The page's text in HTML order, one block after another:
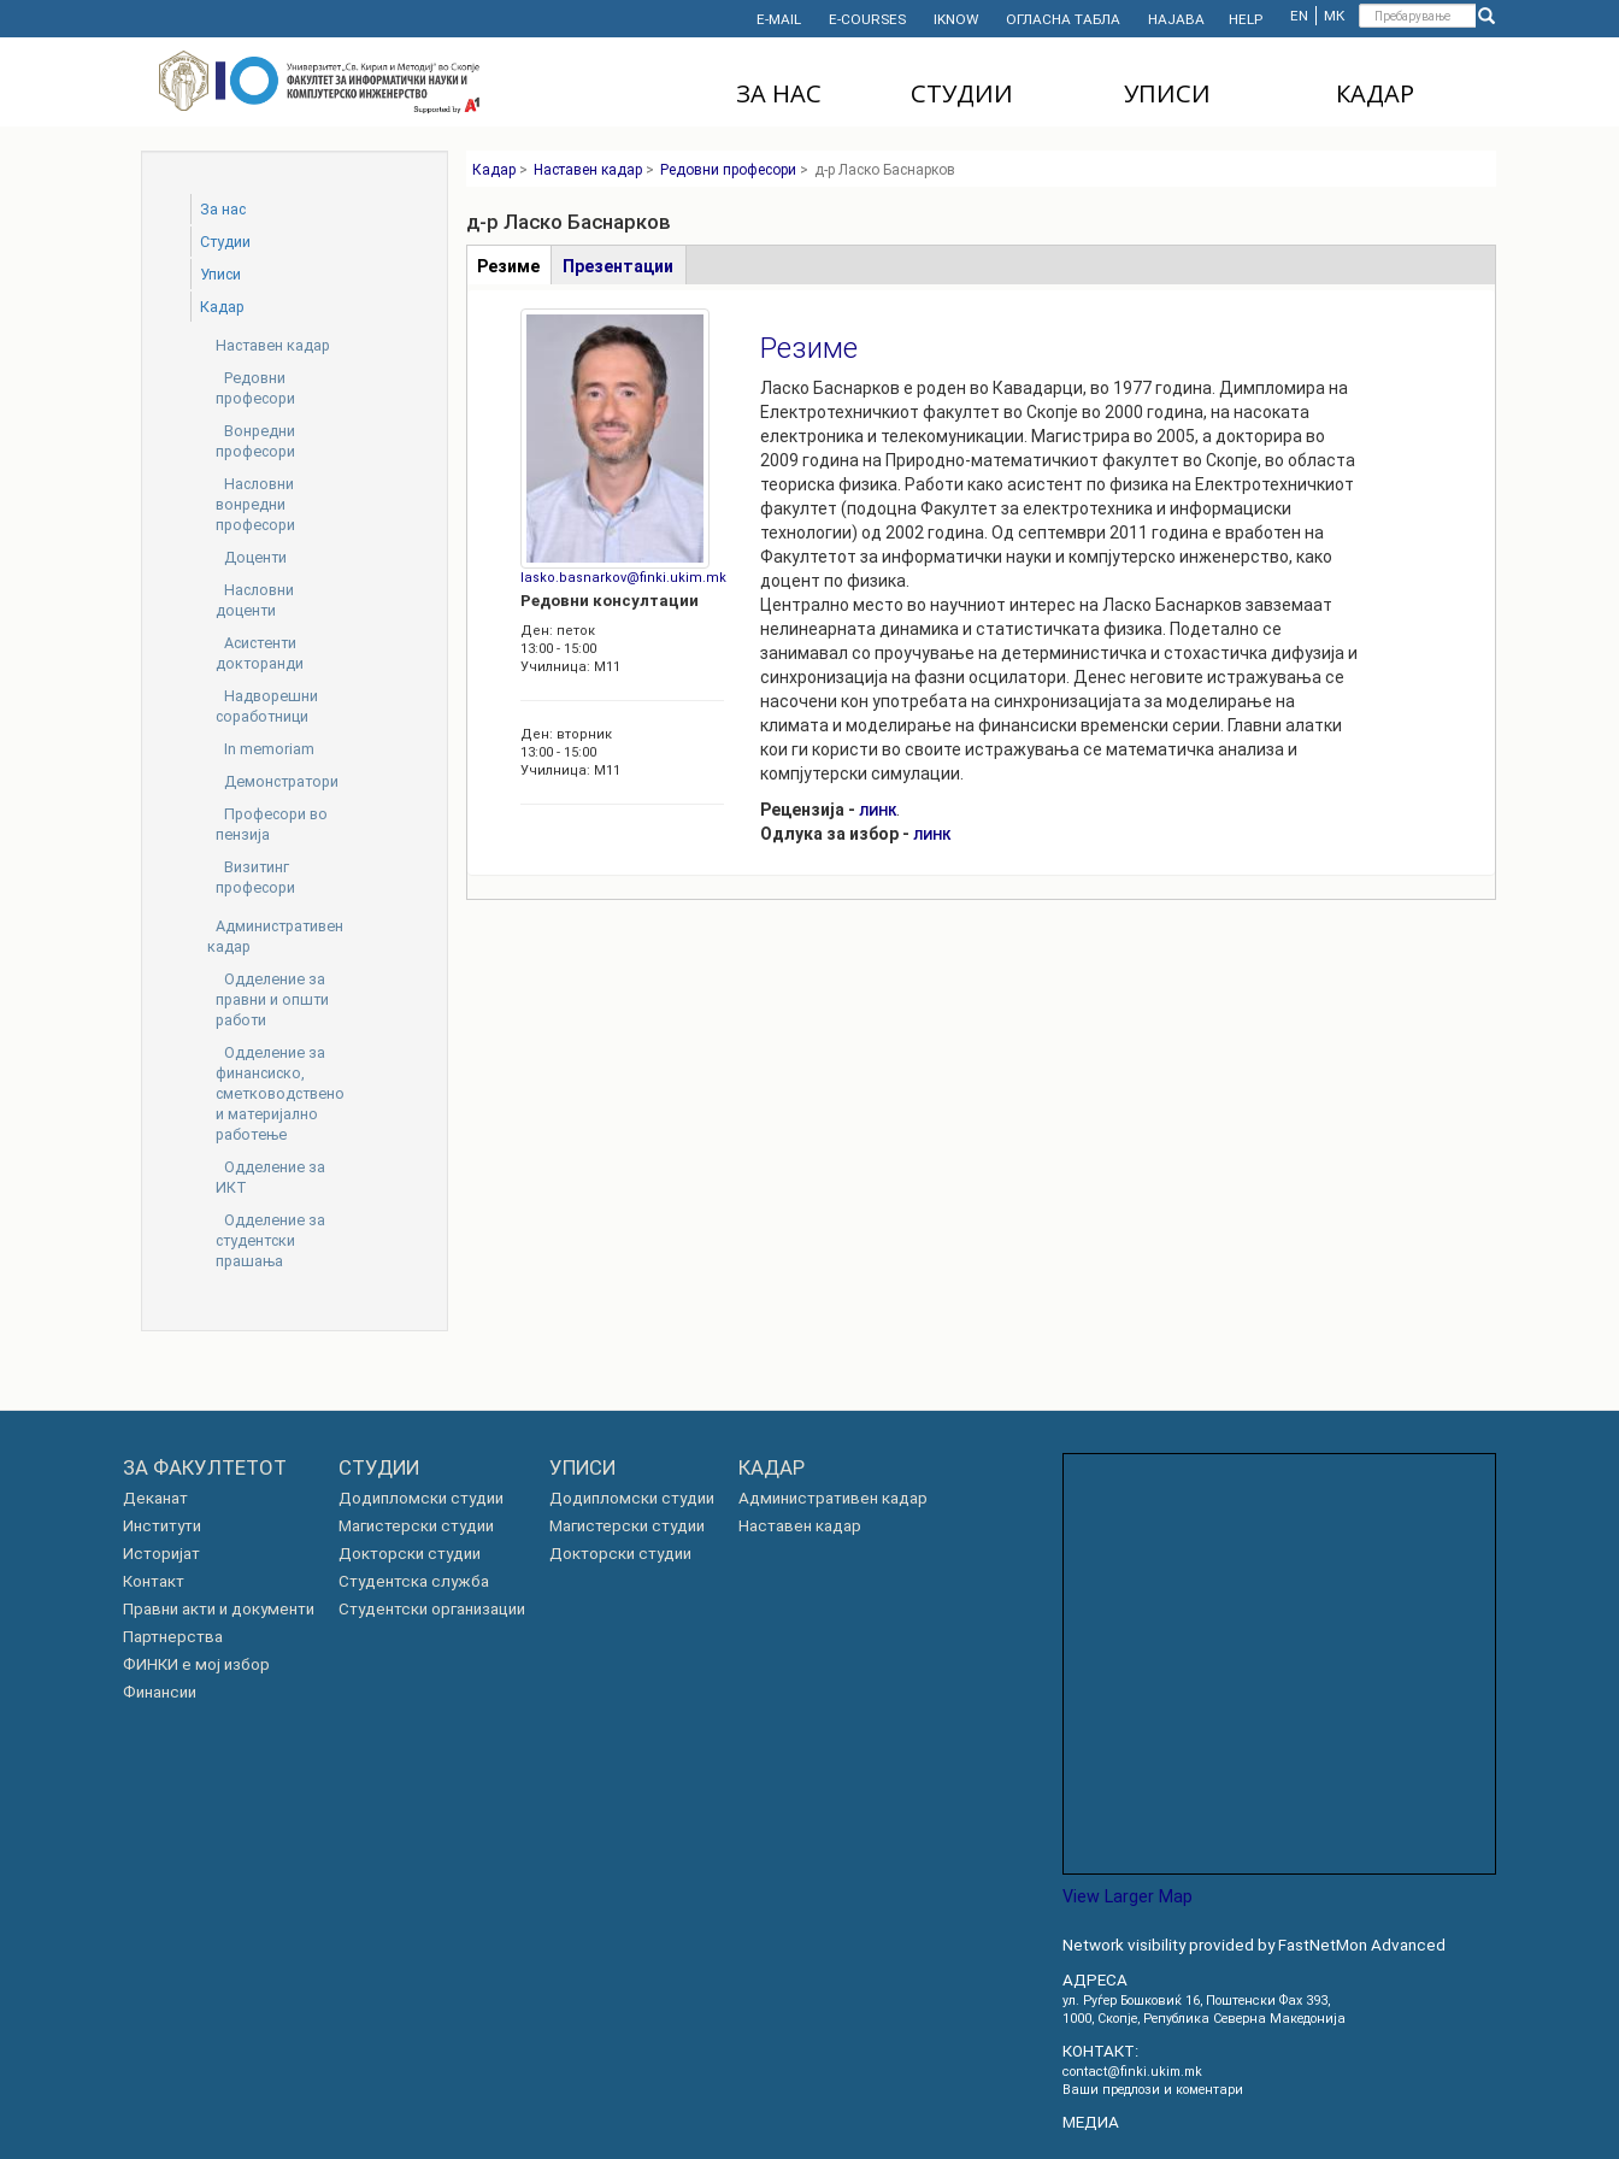
to
Форма
пребарување
Пребарување
EN МК
E-MAIL E-COURSES IKNOW ОГЛАСНА ТАБЛА НАЈАВА HELP
ЗА НАС
ПРАВНИ АКТИ
НАУЧНА
ДЕЈНОСТ
ФИНАНСИИ
ИСТОРИЈАТ
ФИНКИ Е МОЈ
ИЗБОР
ЛАБОРАТОРИИ
ИЗВЕШТАИ ЗА
ФАКУЛТЕТОТ
ПАРТНЕРСТВА
ФИНКИ LIVE
АЛУМНИ
СТУДИИ
СТУДИИ
СТУДИИ
ДОКТОРСКИ
И СТРУЧНИ ОБУКИ
СТУДЕНТСКА
СЛУЖБА
СТУДЕНТСКИ
ОРГАНИЗАЦИИ
РАСПОРЕД НА
ЧАСОВИ
АКАДЕМСКИ
КАЛЕНДАР
ОДБРАНИ
РЕШЕНИЈА
ДИПЛОМСКИ/
МАГИСТЕРСКИ
ОДБРАНИ
УПИСИ
СТУДИИ
ДОКТОРСКИ СТУДИИ
STUDENTS
КАДАР
За нас
Студии
Уписи
Кадар
Наставен кадар
Редовни
професори
Вонредни
професори
Насловни
вонредни
професори
Доценти
Насловни
доценти
Асистенти
докторанди
Надворешни
соработници
In memoriam
Демонстратори
Професори во
пензија
Визитинг
професори
Административен
кадар
Oдделение за
правни и општи
работи
Одделение за
финансиско,
сметководствено
и материјално
работење
Одделение за
ИКТ
Одделение за
студентски
прашања
Кадар > Наставен кадар > Редовни професори > д-р Ласко Баснарков
д-р Ласко Баснарков
Табови
Резиме (active
tab)
Презентации
lasko.basnarkov@finki.ukim.mk
Редовни консултации
Ден: петок
13:00 - 15:00
Училница: M11
Ден: вторник
13:00 - 15:00
Училница: M11
Резиме
Ласко Баснарков е роден во Кавадарци, во 1977 година. Димпломира на
Електротехничкиот факултет во Скопје во 2000 година, на насоката
електроника и телекомуникации. Магистрира во 2005, а докторира во
2009 година на Природно-математичкиот факултет во Скопје, во областа
теориска физика. Работи како асистент по физика на Електротехничкиот
факултет (подоцна Факултет за електротехника и информациски
технологии) од 2002 година. Од септември 2011 година е вработен на
Факултетот за информатички науки и компјутерско инженерство, како
доцент по физика.
Централно место во научниот интерес на Ласко Баснарков завземаат
нелинеарната динамика и статистичката физика. Подетално се
занимавал со проучување на детерминистичка и стохастичка дифузија и
синхронизација на фазни осцилатори. Денес неговите истражувања се
насочени кон употребата на синхронизацијата за моделирање на
климата и моделирање на финансиски временски серии. Главни алатки
кои ги користи во своите истражувања се математичка анализа и
компјутерски симулации.
Рецензија - ЛИНК.
Одлука за избор - ЛИНК
ЗА ФАКУЛТЕТОТ
Деканат
Институти
Историјат
Контакт
Правни акти и документи
Партнерства
ФИНКИ е мој избор
Финансии
СТУДИИ
Додипломски студии
Магистерски студии
Докторски студии
Студентска служба
Студентски организации
УПИСИ
Додипломски студии
Магистерски студии
Докторски студии
КАДАР
Административен кадар
Наставен кадар
View Larger Map
Network visibility provided by FastNetMon Advanced
АДРЕСА
ул. Руѓер Бошковиќ 16, Пoштенски Фах 393,
1000, Скопје, Република Северна Македонија
КОНТАКТ:
contact@finki.ukim.mk
Ваши предлози и коментари
МЕДИА